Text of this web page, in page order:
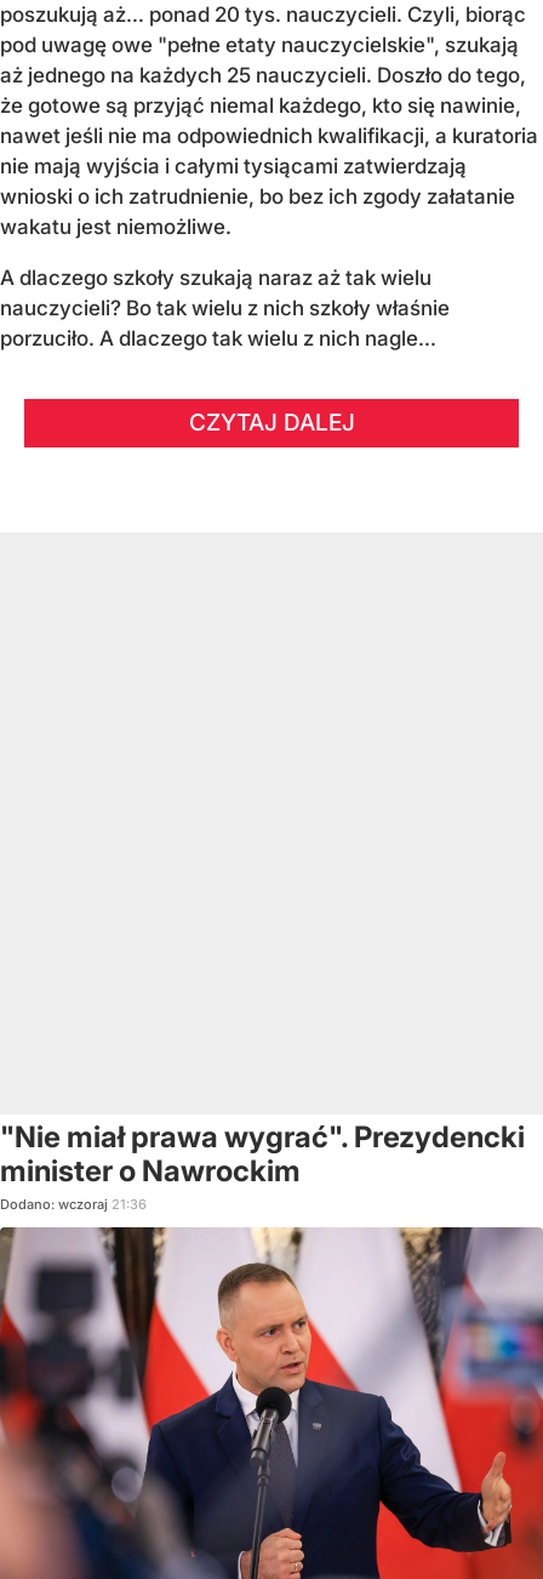
poszukują aż… ponad 20 tys. nauczycieli. Czyli, biorąc
pod uwagę owe "pełne etaty nauczycielskie", szukają
aż jednego na każdych 25 nauczycieli. Doszło do tego,
że gotowe są przyjąć niemal każdego, kto się nawinie,
nawet jeśli nie ma odpowiednich kwalifikacji, a kuratoria
nie mają wyjścia i całymi tysiącami zatwierdzają
wnioski o ich zatrudnienie, bo bez ich zgody załatanie
wakatu jest niemożliwe.
A dlaczego szkoły szukają naraz aż tak wielu
nauczycieli? Bo tak wielu z nich szkoły właśnie
porzuciło. A dlaczego tak wielu z nich nagle...
CZYTAJ DALEJ
"Nie miał prawa wygrać". Prezydencki
minister o Nawrockim
Dodano: wczoraj 21:36